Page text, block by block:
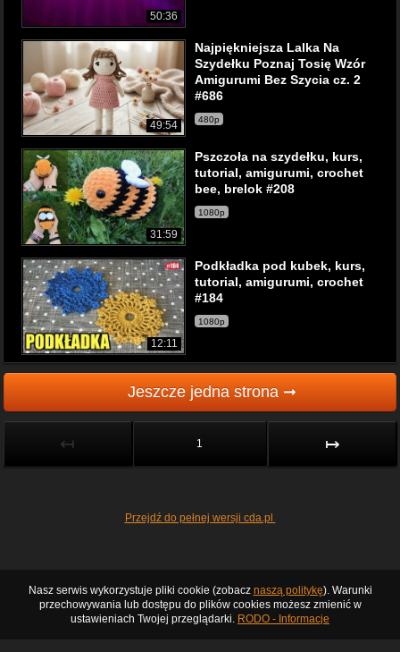
50:36
49:54
Najpiękniejsza Lalka Na
Szydełku Poznaj Tosię Wzór
Amigurumi Bez Szycia cz. 2
#686
480p
31:59
Pszczoła na szydełku, kurs,
tutorial, amigurumi, crochet
bee, brelok #208
1080p
12:11
Podkładka pod kubek, kurs,
tutorial, amigurumi, crochet
#184
1080p
Jeszcze jedna strona ➞
↤ 1 ↦
Przejdź do pełnej wersji cda.pl
Nasz serwis wykorzystuje pliki cookie (zobacz naszą politykę). Warunki
przechowywania lub dostępu do plików cookies możesz zmienić w
ustawieniach Twojej przeglądarki. RODO - Informacje